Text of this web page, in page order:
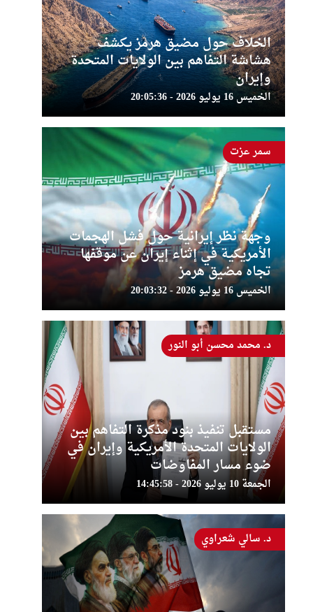
الخلاف حول مضيق هرمز يكشف
هشاشة التفاهم بين الولايات المتحدة
وإيران
الخميس 16 يوليو 2026 - 20:05:36
وجهة نظر إيرانية حول فشل الهجمات
الأمريكية في إثناء إيران عن موقفها
تجاه مضيق هرمز
الخميس 16 يوليو 2026 - 20:03:32
سمر عزت
مستقبل تنفيذ بنود مذكرة التفاهم بين
الولايات المتحدة الأمريكية وإيران في
ضوء مسار المفاوضات
الجمعة 10 يوليو 2026 - 14:45:58
د. محمد محسن أبو النور
د. سالي شعراوي